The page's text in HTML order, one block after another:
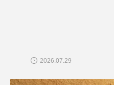
2026.07.29